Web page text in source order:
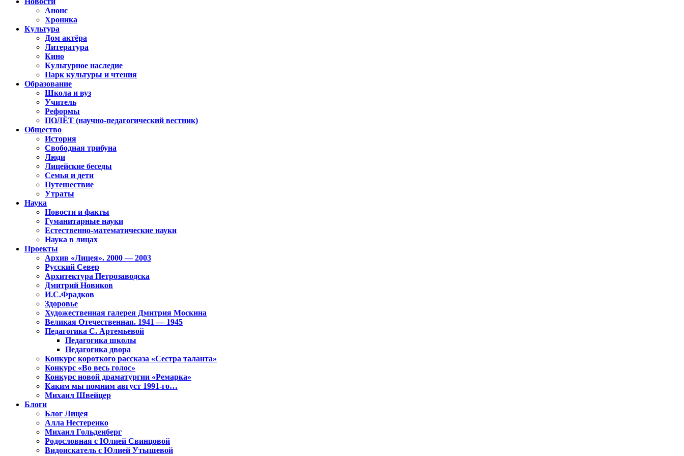
Анонс
Хроника
Культура
Дом актёра
Литература
Кино
Культурное наследие
Парк культуры и чтения
Образование
Школа и вуз
Учитель
Реформы
ПОЛЁТ (научно-педагогический вестник)
Общество
История
Свободная трибуна
Люди
Лицейские беседы
Семья и дети
Путешествие
Утраты
Наука
Новости и факты
Гуманитарные науки
Естественно-математические науки
Наука в лицах
Проекты
Архив «Лицея». 2000 — 2003
Русский Север
Архитектура Петрозаводска
Дмитрий Новиков
И.С.Фрадков
Здоровье
Художественная галерея Дмитрия Москина
Великая Отечественная. 1941 — 1945
Педагогика С. Артемьевой
Педагогика школы
Педагогика двора
Конкурс короткого рассказа «Сестра таланта»
Конкурс «Во весь голос»
Конкурс новой драматургии «Ремарка»
Каким мы помним август 1991-го…
Михаил Швейцер
Блоги
Блог Лицея
Алла Нестеренко
Михаил Гольденберг
Родословная с Юлией Свинцовой
Видоискатель с Юлией Утышевой